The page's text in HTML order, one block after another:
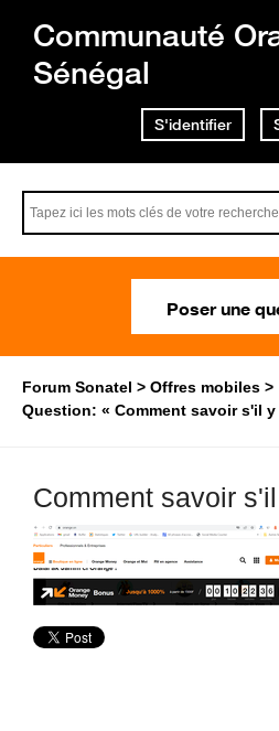
Communauté
Sénégal
S'identifier
Poser une
Forum Sonatel
Offres mobiles
Question: « Comment savoir s'il y
Comment savoir